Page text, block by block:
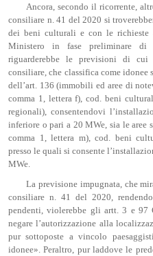
Ancora, secondo il ricorrente,
consiliare n. 41 del 2020 si
dei beni culturali e con le richieste
Ministero in fase preliminare di
riguarderebbe le previsioni di cui
consiliare, che classifica come idonee
dell’art. 136 (immobili ed aree di
comma 1, lettera f), cod. beni
regionali), consentendovi
inferiore o pari a 20 MWe, sia le aree
comma 1, lettera m), cod. beni
presso le quali si consente
MWe.
La previsione impugnata, che
consiliare n. 41 del 2020,
pendenti, violerebbe gli artt. 3 e 97
negare l’autorizzazione alla
pur sottoposte a vincolo
idonee». Peraltro, pur laddove le